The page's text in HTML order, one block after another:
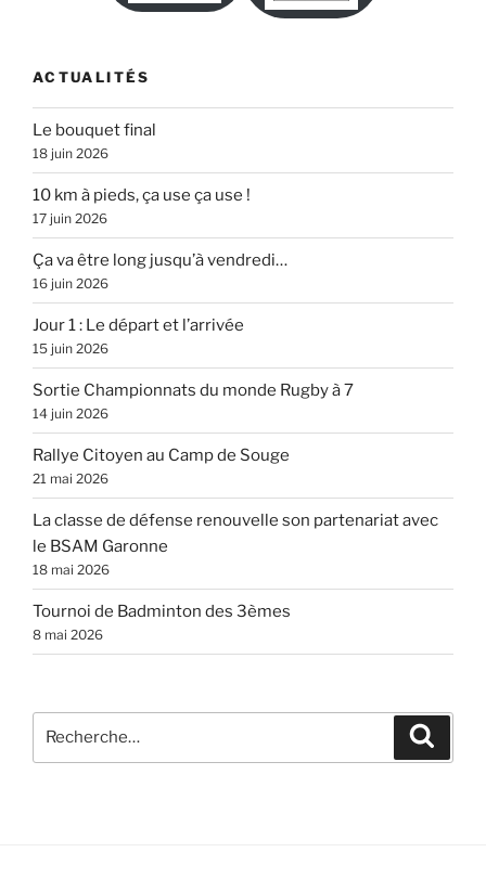
ACTUALITÉS
Le bouquet final
18 juin 2026
10 km à pieds, ça use ça use !
17 juin 2026
Ça va être long jusqu’à vendredi…
16 juin 2026
Jour 1 : Le départ et l’arrivée
15 juin 2026
Sortie Championnats du monde Rugby à 7
14 juin 2026
Rallye Citoyen au Camp de Souge
21 mai 2026
La classe de défense renouvelle son partenariat avec
le BSAM Garonne
18 mai 2026
Tournoi de Badminton des 3èmes
8 mai 2026
pour